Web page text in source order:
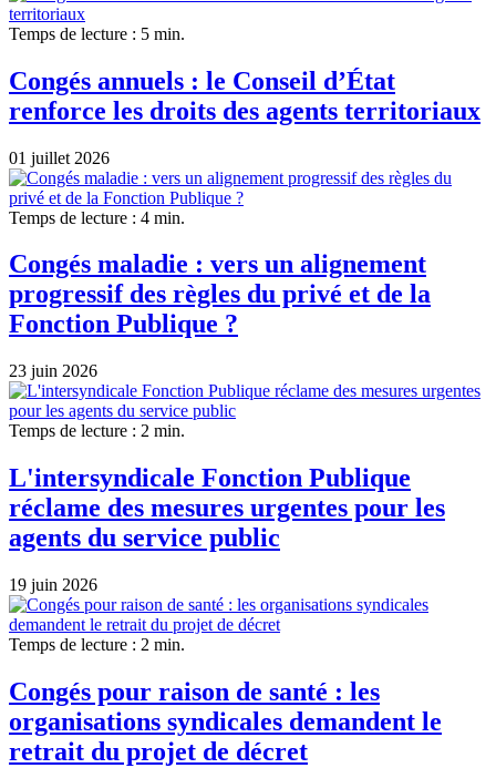
Temps de lecture : 5 min.
Congés annuels : le Conseil d’État
renforce les droits des agents territoriaux
01 juillet 2026
Temps de lecture : 4 min.
Congés maladie : vers un alignement
progressif des règles du privé et de la
Fonction Publique ?
23 juin 2026
Temps de lecture : 2 min.
L'intersyndicale Fonction Publique
réclame des mesures urgentes pour les
agents du service public
19 juin 2026
Temps de lecture : 2 min.
Congés pour raison de santé : les
organisations syndicales demandent le
retrait du projet de décret